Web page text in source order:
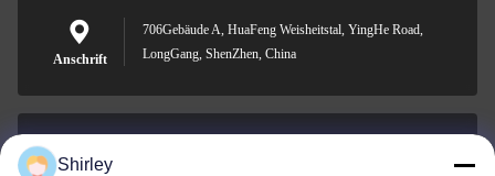
Anschrift
706Gebäude A, HuaFeng Weisheitstal, YingHe Road,
LongGang, ShenZhen, China
Shirley